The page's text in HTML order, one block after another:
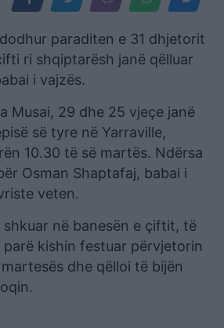
paraditen e 31 dhjetorit
ri shqiptarësh janë qëlluar
i vajzës.
Musai, 29 dhe 25 vjeçe janë
së tyre në Yarraville,
10.30 të së martës. Ndërsa
Osman Shaptafaj, babai i
veten.
shkuar në banesën e çiftit, të
kishin festuar përvjetorin
dhe qëlloi të bijën